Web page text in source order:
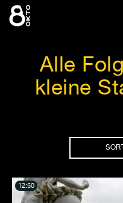
Zum
Inhalt
Alle
kleine
12:50